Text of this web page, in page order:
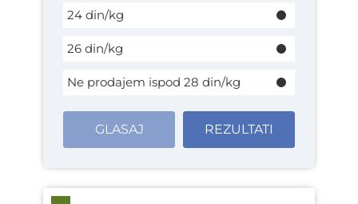
24 din/kg
26 din/kg
Ne prodajem ispod 28 din/kg
GLASAJ REZULTATI